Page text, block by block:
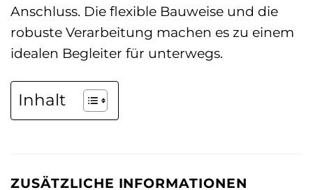
Anschluss. Die flexible Bauweise und die
robuste Verarbeitung machen es zu einem
idealen Begleiter für unterwegs.
Inhalt
ZUSÄTZLICHE INFORMATIONEN